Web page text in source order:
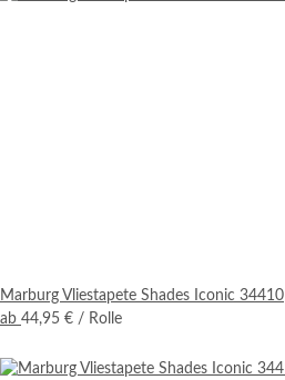
Marburg Vliestapete Shades Iconic 34410
ab 44,95 € / Rolle